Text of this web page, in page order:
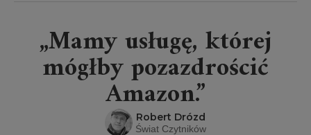
„Mamy usługę, której
mógłby pozazdrościć
Amazon.”
Robert Drózd
Świat Czytników